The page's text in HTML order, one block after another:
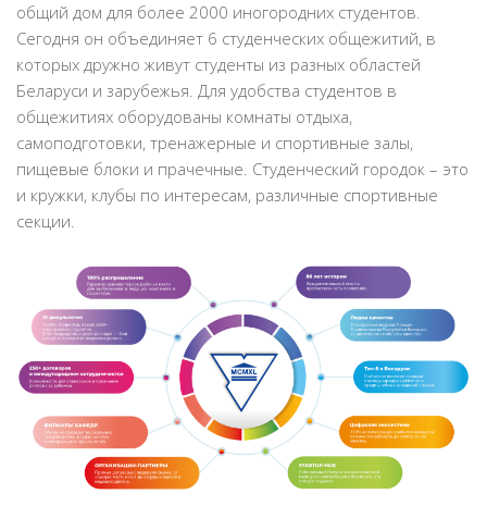
общий дом для более 2000 иногородних студентов.
Сегодня он объединяет 6 студенческих общежитий, в
которых дружно живут студенты из разных областей
Беларуси и зарубежья. Для удобства студентов в
общежитиях оборудованы комнаты отдыха,
самоподготовки, тренажерные и спортивные залы,
пищевые блоки и прачечные. Студенческий городок – это
и кружки, клубы по интересам, различные спортивные
секции.